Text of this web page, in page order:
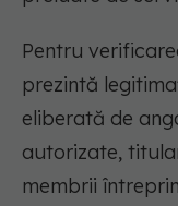
Pentru
prezintă
eliberată de
autorizate,
membrii